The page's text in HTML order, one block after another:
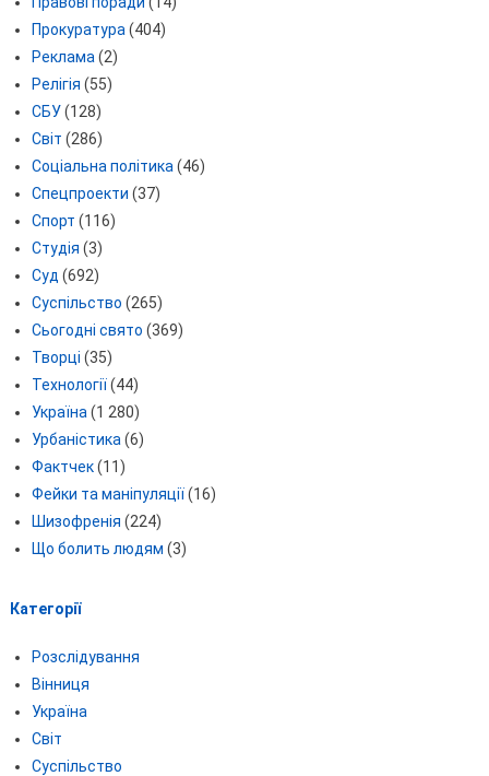
Прокуратура (404)
Реклама (2)
Релігія (55)
СБУ(128)
Світ (286)
Соціальна політика (46)
Спецпроекти (37)
Спорт (116)
Студія (3)
Суд (692)
Суспільство (265)
Сьогодні свято (369)
Творці (35)
Технології(44)
Україна (1 280)
Урбаністика (6)
Фактчек(11)
Фейки та маніпуляції(16)
Шизофренія (224)
Що болить людям (3)
Категорії
Розслідування
Вінниця
Україна
Світ
Суспільство